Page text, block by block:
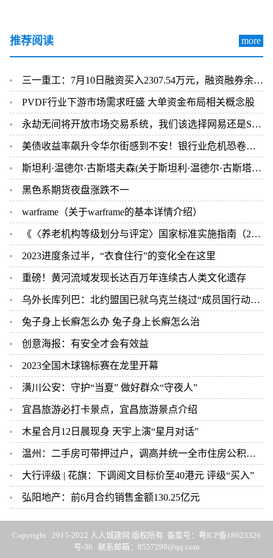
推荐阅读 more
三一重工：7月10日融资买入2307.54万元，融资融券余额26.08亿元
PVDF行业下游市场需求旺盛 大单资金布局相关概念股
永劫无间将开放市场交易系统，我们该选择网易还是Steam
美债收益率飙升令华尔街感到不安！银行业危机恐卷土重来？
斯坦利·温德尔·古斯塔夫森(关于斯坦利·温德尔·古斯塔夫森的简介)
黑色系期货夜盘涨跌不一
warframe（关于warframe的基本详情介绍）
《〈养老机构等级划分与评定〉国家标准实施指南（2023版）》发布
2023进度条过半，“衣食住行”的变化全在这里
重磅！黄河流域发现长达百万年连续古人类文化遗存
乌外长库列巴：北约盟国已就乌克兰绕过“成员国行动计划”达成共识
兔子身上长癣怎么办 兔子身上长癣怎么治
创意海报：有安全才会有效益
2023全国木球锦标赛在龙里开幕
潢川公安：守护“当夏” 做好群众“守夜人”
宜昌旅游必打卡景点，宜昌旅游景点介绍
木星合月12日晨现身 天宇上演“星月对话”
温州：二手房可带押过户，调高并统一全市住房公积金贷款额度
大行评级 | 花旗：下调阅文目标价至40港元 评级“买入”
弘阳地产：前6月合约销售金额130.25亿元
Copyright 2015-2022 人人城建网 版权所有 备案号： 粤ICP备18023326
号-36 联系邮箱：8557298@qq.com